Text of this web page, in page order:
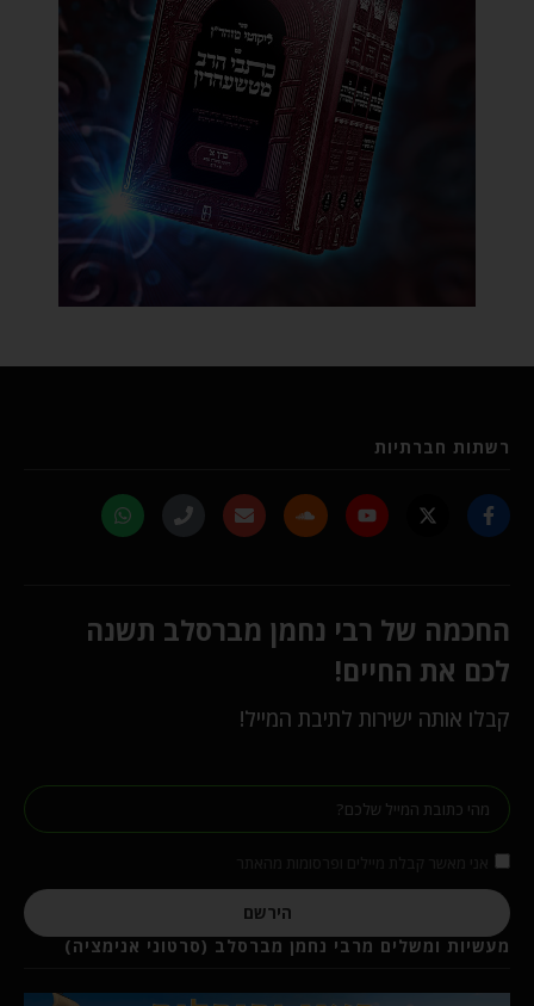
רשתות חברתיות
החכמה של רבי נחמן מברסלב תשנה
לכם את החיים!
קבלו אותה ישירות לתיבת המייל!
הירשם
מעשיות ומשלים מרבי נחמן מברסלב (סרטוני אנימציה)